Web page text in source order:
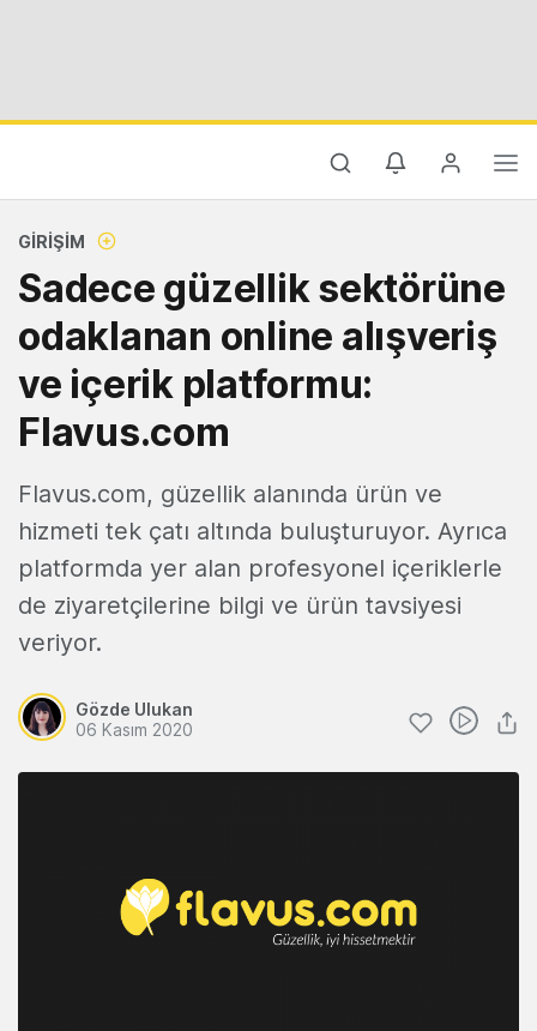
GIRIŞIM
Sadece güzellik sektörüne
odaklanan online alışveriş
ve içerik platformu:
Flavus.com
Flavus.com, güzellik alanında ürün ve
hizmeti tek çatı altında buluşturuyor. Ayrıca
platformda yer alan profesyonel içeriklerle
de ziyaretçilerine bilgi ve ürün tavsiyesi
veriyor.
Gözde Ulukan
06 Kasım 2020